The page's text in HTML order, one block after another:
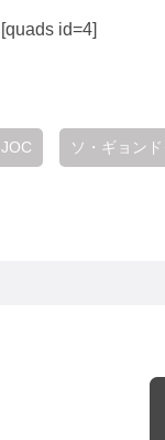
[quads id=4]
JOC ソ・ギョンド